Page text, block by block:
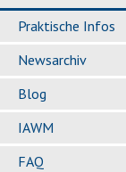
Praktische Infos
Newsarchiv
Blog
IAWM
FAQ